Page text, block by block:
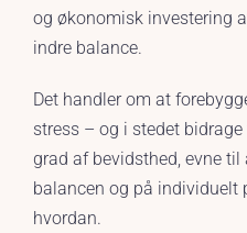
og økonomisk investering
indre balance.
Det handler om at
stress – og i stedet
grad af bevidsthed, evne
balancen og på individuelt
hvordan.